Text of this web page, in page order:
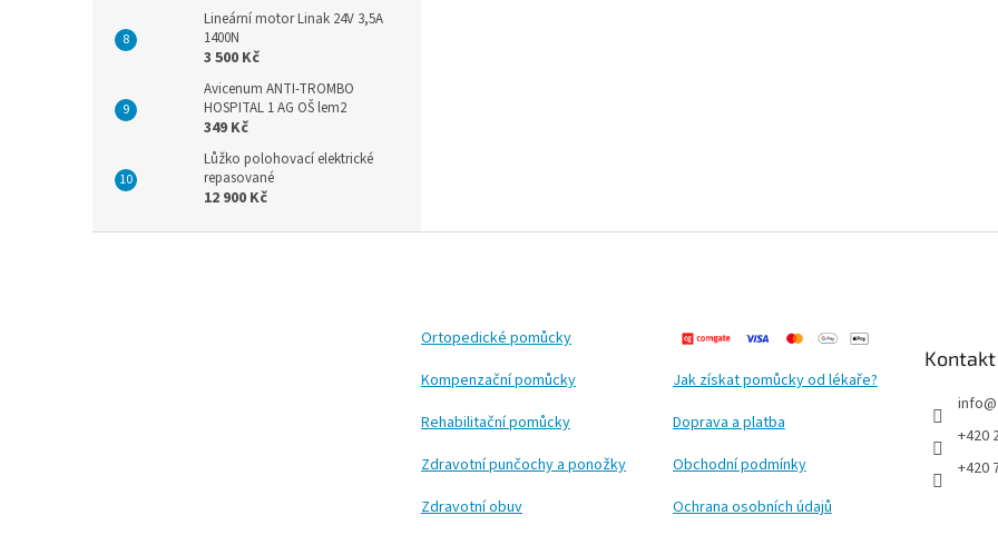
Lineární motor Linak 24V 3,5A
1400N
3 500 Kč
Avicenum ANTI-TROMBO
HOSPITAL 1 AG OŠ lem2
349 Kč
Lůžko polohovací elektrické
repasované
12 900 Kč
Ortopedické pomůcky
Kompenzační pomůcky
Rehabilitační pomůcky
Zdravotní punčochy a ponožky
Zdravotní obuv
Jak získat pomůcky od lékaře?
Doprava a platba
Obchodní podmínky
Ochrana osobních údajů
Kontakt
info@
+420
+420